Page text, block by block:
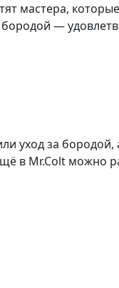
мастера,
—
уход за бородой,
в Mr.Colt можно